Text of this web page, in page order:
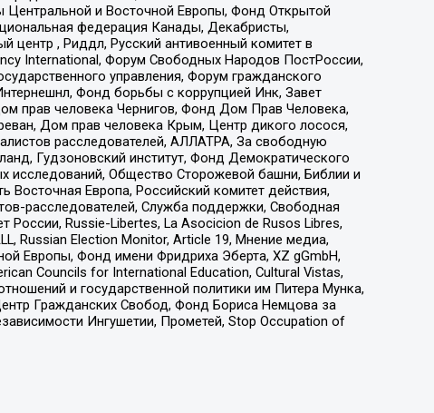
Центральной и Восточной Европы, Фонд Открытой
федерация Канады, Декабристы,
центр , Риддл, Русский антивоенный комитет в
International, Форум Свободных Народов ПостРоссии,
управления, Форум гражданского
Фонд борьбы с коррупцией Инк, Завет
прав человека Чернигов, Фонд Дом Прав Человека,
Дом прав человека Крым, Центр дикого лосося,
расследователей, АЛЛАТРА, За свободную
Гудзоновский институт, Фонд Демократического
исследований, Общество Сторожевой башни, Библии и
Восточная Европа, Российский комитет действия,
расследователей, Служба поддержки, Свободная
Russie-Libertes, La Asocicion de Rusos Libres,
Russian Election Monitor, Article 19, Мнение медиа,
Европы, Фонд имени Фридриха Эберта, XZ gGmbH,
Councils for International Education, Cultural Vistas,
и государственной политики им Питера Мунка,
Гражданских Свобод, Фонд Бориса Немцова за
Ингушетии, Прометей, Stop Occupation of